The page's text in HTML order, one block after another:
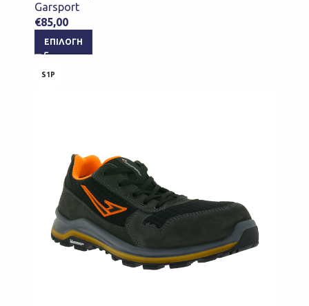
Garsport
€85,00
ΕΠΙΛΟΓΉ
S1P